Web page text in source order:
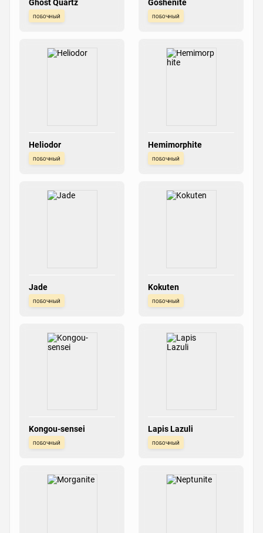
Ghost Quartz
побочный
Goshenite
побочный
Heliodor
побочный
Hemimorphite
побочный
Jade
побочный
Kokuten
побочный
Kongou-sensei
побочный
Lapis Lazuli
побочный